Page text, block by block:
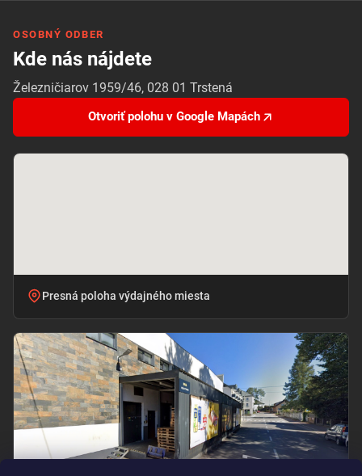
OSOBNÝ ODBER
Kde nás nájdete
Železničiarov 1959/46, 028 01 Trstená
Otvoriť polohu v Google Mapách
Presná poloha výdajného miesta